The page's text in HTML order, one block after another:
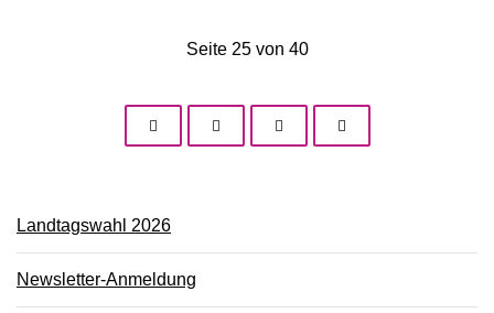
Seite 25 von 40
Landtagswahl 2026
Newsletter-Anmeldung